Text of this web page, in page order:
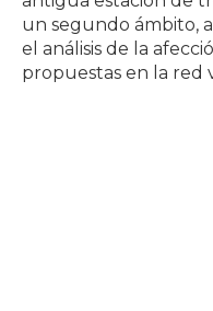
un segundo ámbito,
el análisis de la
propuestas en la red